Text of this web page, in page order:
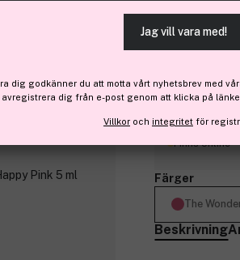
The
87 kr
Finns online
Färger
The
Beskrivning
Jag vill vara med!
dig godkänner du att motta vårt nyhetsbrev med
avregistrera dig från e-post genom att klicka på
Villkor och integritet för